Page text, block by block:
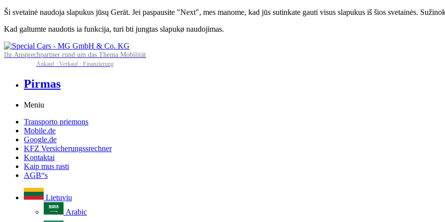
Ši svetainė naudoja slapukus jūsų Gerät. Jei paspausite "Next", mes manome, kad jūs sutinkate gauti visus slapukus iš šios svetainės.
Kad galtumte naudotis ia funkcija, turi bti jungtas slapukø naudojimas.
Ihr Ansprechpartner rund um das Thema Mobilität
Ankauf · Verkauf · Finanzierung
Pirmas
Meniu
Transporto priemons
Mobile.de
Google.de
KFZ Versicherungssrechner
Kontaktai
Kaip mus rasti
AGB“s
Lietuviu
Arabic